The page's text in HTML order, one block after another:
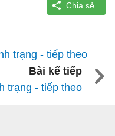
trạng - tiếp theo
Bài kế tiếp
trạng - tiếp theo